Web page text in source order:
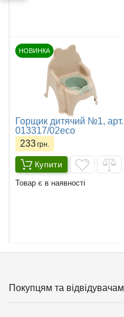
НОВИНКА
Горщик дитячий №1, арт.
013317/02eco
233грн.
Купити
Товар є в наявності
Покупцям та відвідувачам